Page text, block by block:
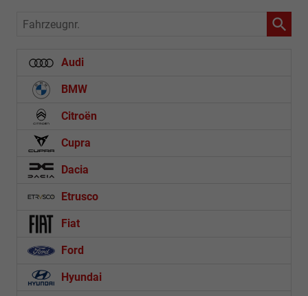
Fahrzeugnr.
Audi
BMW
Citroën
Cupra
Dacia
Etrusco
Fiat
Ford
Hyundai